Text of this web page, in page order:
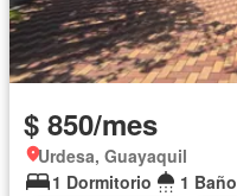
$ 850/mes
Urdesa, Guayaquil
1 Dormitorio
1 Baño